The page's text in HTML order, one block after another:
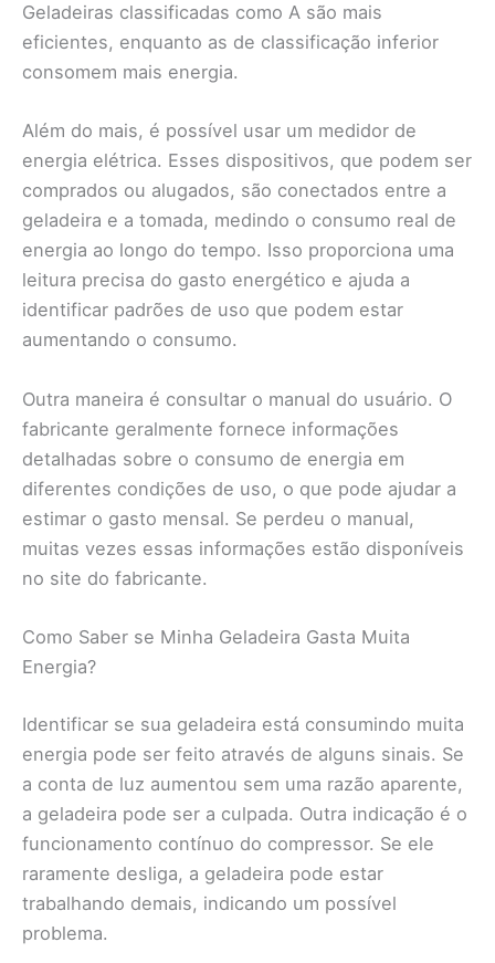
Geladeiras classificadas como A são mais
eficientes, enquanto as de classificação inferior
consomem mais energia.
Além do mais, é possível usar um medidor de
energia elétrica. Esses dispositivos, que podem ser
comprados ou alugados, são conectados entre a
geladeira e a tomada, medindo o consumo real de
energia ao longo do tempo. Isso proporciona uma
leitura precisa do gasto energético e ajuda a
identificar padrões de uso que podem estar
aumentando o consumo.
Outra maneira é consultar o manual do usuário. O
fabricante geralmente fornece informações
detalhadas sobre o consumo de energia em
diferentes condições de uso, o que pode ajudar a
estimar o gasto mensal. Se perdeu o manual,
muitas vezes essas informações estão disponíveis
no site do fabricante.
Como Saber se Minha Geladeira Gasta Muita
Energia?
Identificar se sua geladeira está consumindo muita
energia pode ser feito através de alguns sinais. Se
a conta de luz aumentou sem uma razão aparente,
a geladeira pode ser a culpada. Outra indicação é o
funcionamento contínuo do compressor. Se ele
raramente desliga, a geladeira pode estar
trabalhando demais, indicando um possível
problema.